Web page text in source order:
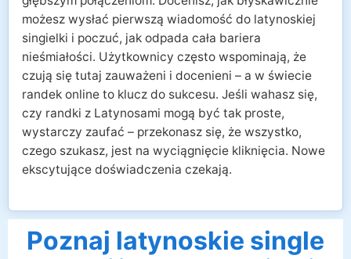
możesz wysłać pierwszą wiadomość do latynoskiej
singielki i poczuć, jak odpada cała bariera
nieśmiałości. Użytkownicy często wspominają, że
czują się tutaj zauważeni i docenieni – a w świecie
randek online to klucz do sukcesu. Jeśli wahasz się,
czy randki z Latynosami mogą być tak proste,
wystarczy zaufać – przekonasz się, że wszystko,
czego szukasz, jest na wyciągnięcie kliknięcia. Nowe
ekscytujące doświadczenia czekają.
Poznaj latynoskie single